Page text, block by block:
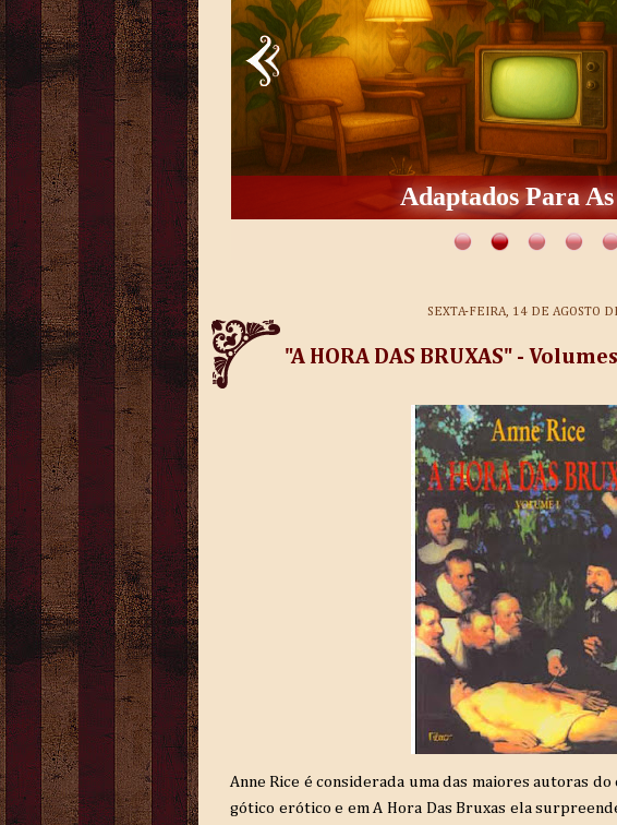
Conheça o
SEXTA-FEIRA, 14 DE AGOSTO
"A HORA DAS BRUXAS" -
Anne Rice é considerada uma das maiores autoras do
gótico erótico e em A Hora Das Bruxas ela